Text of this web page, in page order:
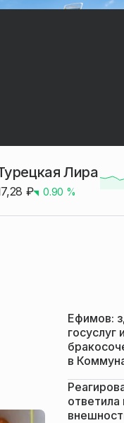
Лира
₽ 0.90 %
Ефимов:
госуслуг
в
ответила